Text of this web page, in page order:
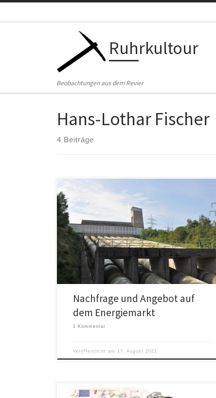
Ruhrkultour
Beobachtungen aus dem Revier
Hans-Lothar Fischer
4 Beiträge
Wenn Kohle und Kernenergie vom Energiemarkt und
damit aus dem Angebot verschwinden, wird es zu
Instabilitäten des Angebots kommen.
Nachfrage und Angebot auf
dem Energiemarkt
1 Kommentar
Veröffentlicht am 17. August 2021